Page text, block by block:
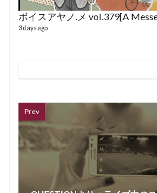
3 days ago
Prev